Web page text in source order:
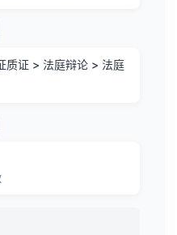
质证 > 法庭辩论 > 法庭